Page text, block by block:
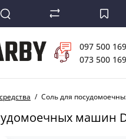
097 500
073 500
Соль для
машин